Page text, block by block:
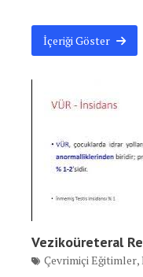
İçeriği Göster
Vezikoüreteral
Çevrimiçi Eğitimler,